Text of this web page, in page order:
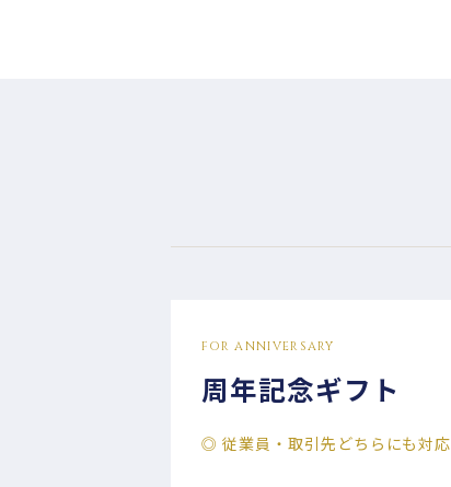
FOR ANNIVERSARY
周年記念ギフト
◎ 従業員・取引先どちらにも対応